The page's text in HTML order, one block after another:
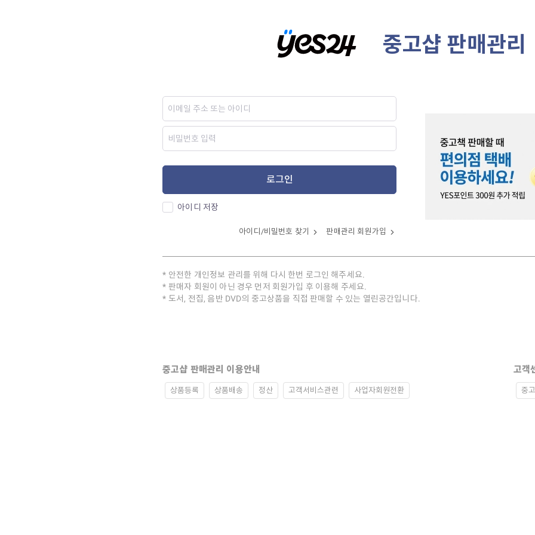
중고샵 판매관리
로그인
아이디 저장
아이디/비밀번호 찾기 판매관리 회원가입
안전한 개인정보 관리를 위해 다시 한번 로그인 해주세요.
판매자 회원이 아닌 경우 먼저 회원가입 후 이용해 주세요.
도서, 전집, 음반 DVD의 중고상품을 직접 판매할 수 있는 열린공간입니다.
중고샵 판매관리 이용안내
상품등록 상품배송 정산 고객서비스관련 사업자회원전환
고객
중